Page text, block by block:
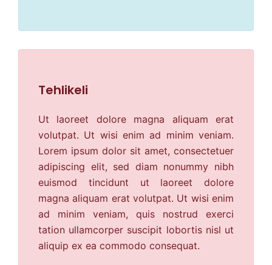
Tehlikeli
Ut laoreet dolore magna aliquam erat
volutpat. Ut wisi enim ad minim veniam.
Lorem ipsum dolor sit amet, consectetuer
adipiscing elit, sed diam nonummy nibh
euismod tincidunt ut laoreet dolore
magna aliquam erat volutpat. Ut wisi enim
ad minim veniam, quis nostrud exerci
tation ullamcorper suscipit lobortis nisl ut
aliquip ex ea commodo consequat.